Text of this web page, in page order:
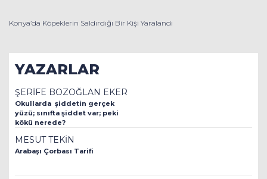
Konya’da Köpeklerin Saldırdığı Bir Kişi Yaralandı
YAZARLAR
ŞERİFE BOZOĞLAN EKER
Okullarda şiddetin gerçek
yüzü; sınıfta şiddet var; peki
kökü nerede?
MESUT TEKİN
Arabaşı Çorbası Tarifi